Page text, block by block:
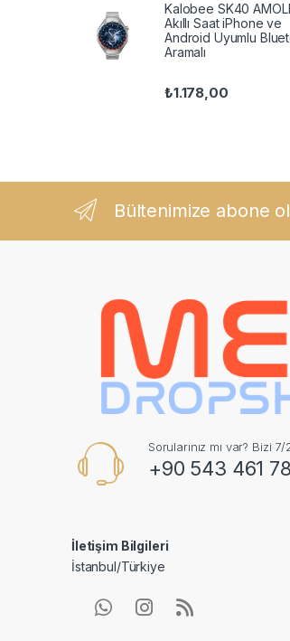
Kalobee SK40
Akıllı Saat iPhone ve
Android Uyumlu
Aramalı
₺1.178,00
Bültenimize abone
Sorularınız mı var? Bizi
+90 543 461
İletişim Bilgileri
İstanbul/Türkiye